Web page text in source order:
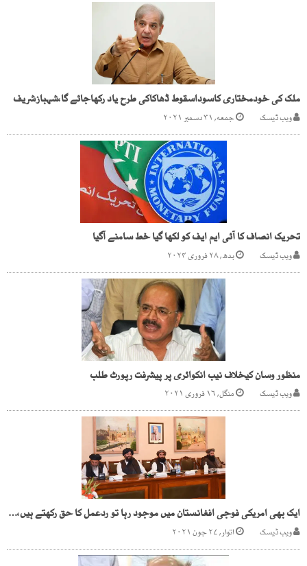
ملک کی خودمختاری کاسوداسقوط ڈھاکاکی طرح یاد رکھاجائے گا،شہبازشریف
ویب ڈیسک جمعه, ۳۱ دسمبر ۲۰۲۱
تحریک انصاف کا آئی ایم ایف کو لکھا گیا خط سامنے آگیا
ویب ڈیسک بدھ, ۲۸ فروری ۲۰۲۴
منظور وسان کیخلاف نیب انکوائری پر پیشرفت رپورٹ طلب
ویب ڈیسک منگل, ۱۶ فروری ۲۰۲۱
ایک بھی امریکی فوجی افغانستان میں موجود رہا تو ردعمل کا حق رکھتے ہیں، طالبان
ویب ڈیسک اتوار, ۲۷ جون ۲۰۲۱